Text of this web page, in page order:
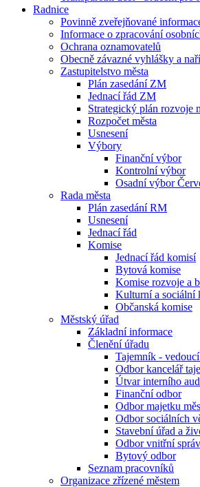
Radnice
Povinně zveřejňované
Informace o zpracování
Ochrana oznamovatelů
Obecně závazné vyhlášky a
Zastupitelstvo města
Plán zasedání ZM
Jednací řád ZM
Strategický plán rozvoje
Rozpočet města
Usnesení
Výbory
Finanční výbor
Kontrolní výbor
Osadní výbor
Rada města
Plán zasedání RM
Usnesení
Jednací řád
Komise
Jednací řád komisí
Bytová komise
Komise rozvoje a
Kulturní a sociální
Občanská komise
Městský úřad
Základní informace
Členění úřadu
Tajemník -
Odbor kancelář
Útvar interního
Finanční odbor
Odbor majetku
Odbor sociálních
Stavební úřad a
Odbor vnitřní
Bytový odbor
Seznam pracovníků
Organizace zřízené městem